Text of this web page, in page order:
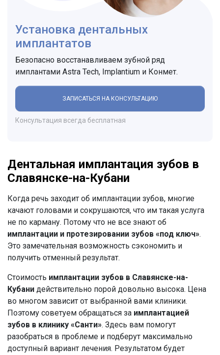
Установка дентальных
имплантатов
Безопасно восстанавливаем зубной ряд
имплантами Astra Tech, Implantium и Конмет.
ЗАПИСАТЬСЯ НА КОНСУЛЬТАЦИЮ
Консультация всегда бесплатная
Дентальная имплантация зубов в
Славянске-на-Кубани
Когда речь заходит об имплантации зубов, многие
качают головами и сокрушаются, что им такая услуга
не по карману. Потому что не все знают об
имплантации и протезировании зубов «под ключ».
Это замечательная возможность сэкономить и
получить отменный результат.
Стоимость имплантации зубов в Славянске-на-
Кубани действительно порой довольно высока. Цена
во многом зависит от выбранной вами клиники.
Поэтому советуем обращаться за имплантацией
зубов в клинику «Санти». Здесь вам помогут
разобраться в проблеме и подберут максимально
доступный вариант лечения. Результатом будет